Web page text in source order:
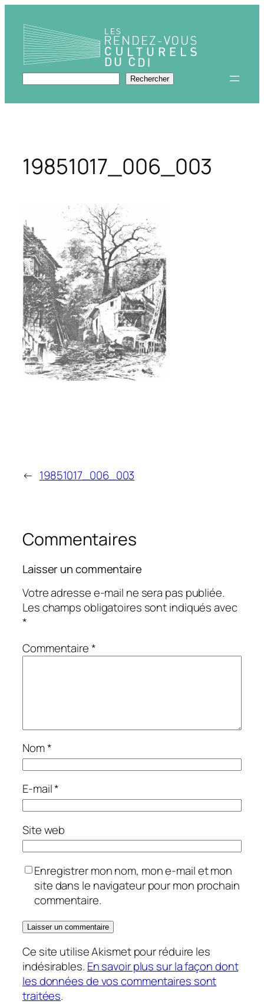
contenu
Rechercher Rechercher
19851017_006_003
← 19851017_006_003
Commentaires
Laisser un commentaire
Votre adresse e-mail ne sera pas publiée.
Les champs obligatoires sont indiqués avec
*
Commentaire*
Nom*
E-mail*
Site web
Enregistrer mon nom, mon e-mail et mon
site dans le navigateur pour mon prochain
commentaire.
Ce site utilise Akismet pour réduire les
indésirables. En savoir plus sur la façon dont
les données de vos commentaires sont
traitées.